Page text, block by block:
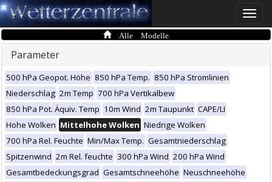
Toggle
Alle Modelle
Parameter
500 hPa Geopot. Höhe 850 hPa Temp. 850 hPa Stromlinien
Niederschlag 2m Temp 700 hPa Vertikalbew
850 hPa Pot. Äquiv. Temp 10m Wind 2m Taupunkt CAPE/LI
Hohe Wolken Mittelhohe Wolken Niedrige Wolken
700 hPa Rel. Feuchte Min/Max Temp. Gesamtniederschlag
Spitzenwind 2m Rel. feuchte 300 hPa Wind 200 hPa Wind
Gesamtbedeckungsgrad Gesamtschneehöhe Neuschneehöhe